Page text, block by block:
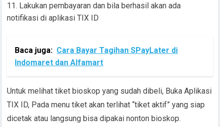
Lakukan pembayaran dan bila berhasil akan ada
notifikasi di aplikasi TIX ID
Baca juga: Cara Bayar Tagihan SPayLater di
Indomaret dan Alfamart
Untuk melihat tiket bioskop yang sudah dibeli, Buka Aplikasi
TIX ID, Pada menu tiket akan terlihat “tiket aktif” yang siap
dicetak atau langsung bisa dipakai nonton bioskop.